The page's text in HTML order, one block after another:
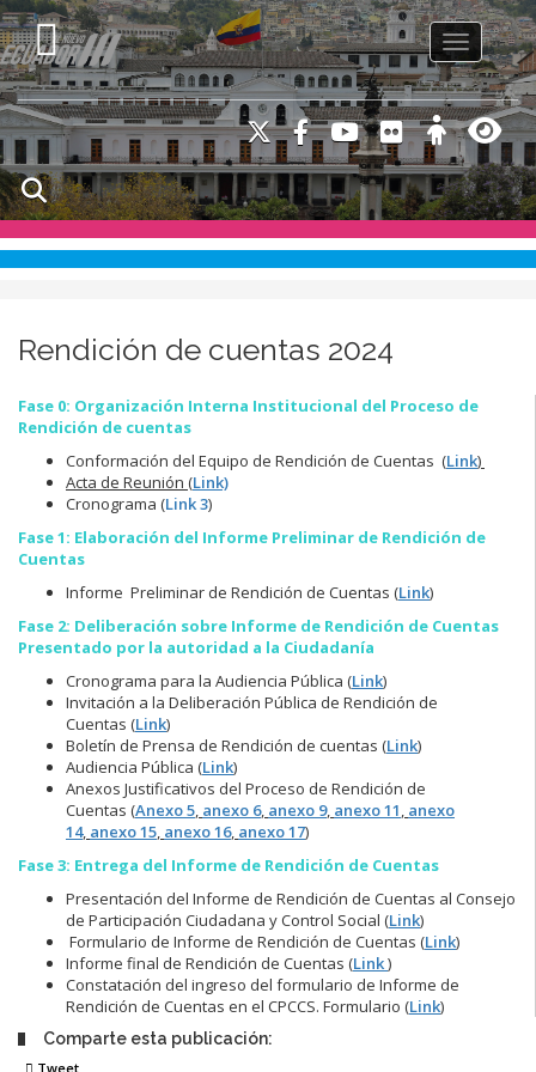
Toggle
Rendición de cuentas 2024
Fase 0: Organización Interna Institucional del Proceso de
Rendición de cuentas
Conformación del Equipo de Rendición de Cuentas (Link)
Acta de Reunión (Link)
Cronograma (Link 3)
Fase 1: Elaboración del Informe Preliminar de Rendición de
Cuentas
Informe Preliminar de Rendición de Cuentas (Link)
Fase 2: Deliberación sobre Informe de Rendición de Cuentas
Presentado por la autoridad a la Ciudadanía
Cronograma para la Audiencia Pública (Link)
Invitación a la Deliberación Pública de Rendición de
Cuentas (Link)
Boletín de Prensa de Rendición de cuentas (Link)
Audiencia Pública (Link)
Anexos Justificativos del Proceso de Rendición de
Cuentas (Anexo 5 anexo 6, anexo 9, anexo 11 anexo
14, anexo 15 anexo 16, anexo 17)
Fase 3: Entrega del Informe de Rendición de Cuentas
Presentación del Informe de Rendición de Cuentas al Consejo
de Participación Ciudadana y Control Social (Link)
Formulario de Informe de Rendición de Cuentas (Link)
Informe final de Rendición de Cuentas (Link)
Constatación del ingreso del formulario de Informe de
Rendición de Cuentas en el CPCCS. Formulario (Link)
Comparte esta publicación:
Tweet